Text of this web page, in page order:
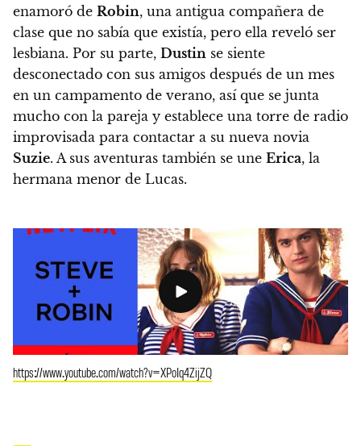
enamoró de Robin, una antigua compañera de
clase que no sabía que existía, pero ella reveló ser
lesbiana. Por su parte, Dustin se siente
desconectado con sus amigos después de un mes
en un campamento de verano, así que se junta
mucho con la pareja y establece una torre de radio
improvisada para contactar a su nueva novia
Suzie. A sus aventuras también se une Erica, la
hermana menor de Lucas.
https://www.youtube.com/watch?v=XPoIq4ZijZQ